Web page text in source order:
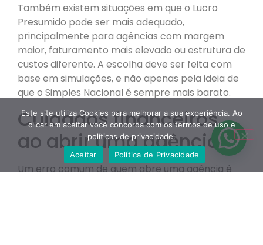
Também existem situações em que o Lucro
Presumido pode ser mais adequado,
principalmente para agências com margem
maior, faturamento mais elevado ou estrutura de
custos diferente. A escolha deve ser feita com
base em simulações, e não apenas pela ideia de
que o Simples Nacional é sempre mais barato.
Cuidados financeiros
ao abrir uma agência
Um erro comum de quem abre uma agência é
Este site utiliza Cookies para melhorar a sua experiência. Ao
clicar em aceitar você concorda com os termos de uso e
políticas de privacidade.
Aceitar
Política de Privacidade